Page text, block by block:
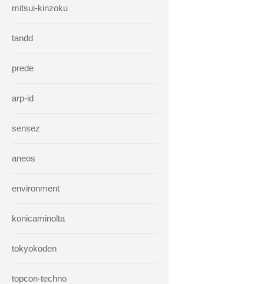
mitsui-kinzoku
tandd
prede
arp-id
sensez
aneos
environment
konicaminolta
tokyokoden
topcon-techno